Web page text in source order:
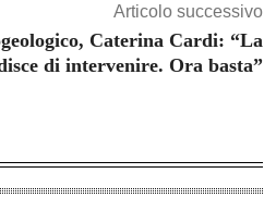
Articolo successivo
Caterina Cardi: “La
di intervenire. Ora basta”